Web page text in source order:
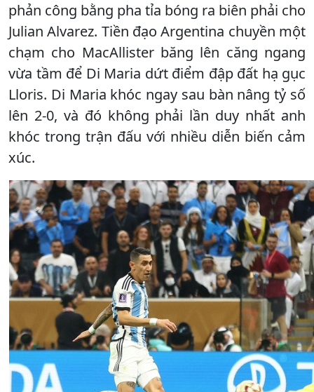
phản công bằng pha tỉa bóng ra biên phải cho
Julian Alvarez. Tiền đạo Argentina chuyền một
chạm cho MacAllister băng lên căng ngang
vừa tầm để Di Maria dứt điểm đập đất hạ gục
Lloris. Di Maria khóc ngay sau bàn nâng tỷ số
lên 2-0, và đó không phải lần duy nhất anh
khóc trong trận đấu với nhiều diễn biến cảm
xúc.